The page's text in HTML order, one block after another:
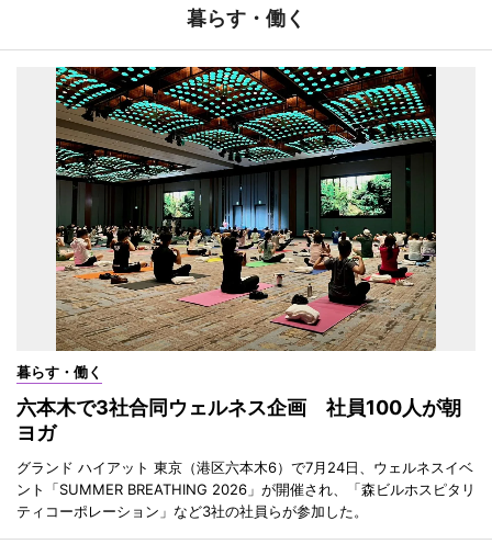
暮らす・働く
暮らす・働く
六本木で3社合同ウェルネス企画 社員100人が朝
ヨガ
グランド ハイアット 東京（港区六本木6）で7月24日、ウェルネスイベ
ント「SUMMER BREATHING 2026」が開催され、「森ビルホスピタリ
ティコーポレーション」など3社の社員らが参加した。